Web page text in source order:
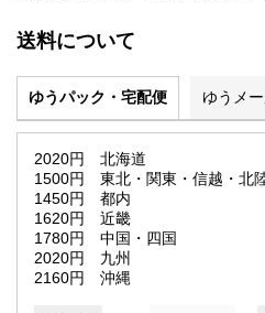
送料について
ゆうパック・宅配便 ゆうメ
2020円 北海道
1500円 東北・関東・信越・北
1450円 都内
1620円 近畿
1780円 中国・四国
2020円 九州
2160円 沖縄